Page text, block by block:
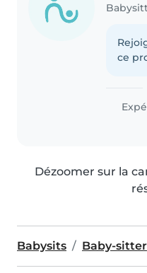
ce
Dézoomer sur la
Babysits Baby-sitter